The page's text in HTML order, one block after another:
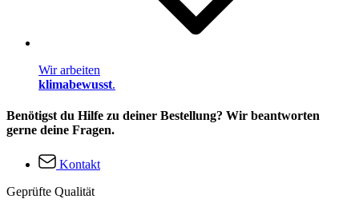
Wir arbeiten
klimabewusst.
Benötigst du Hilfe zu deiner Bestellung? Wir beantworten
gerne deine Fragen.
Kontakt
Geprüfte Qualität